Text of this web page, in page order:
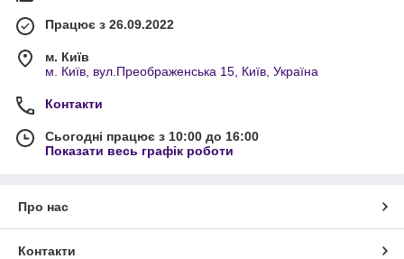
Працює з 26.09.2022
м. Київ
м. Київ, вул.Преображенська 15, Київ, Україна
Контакти
Сьогодні працює з 10:00 до 16:00
Показати весь графік роботи
Про нас
Контакти